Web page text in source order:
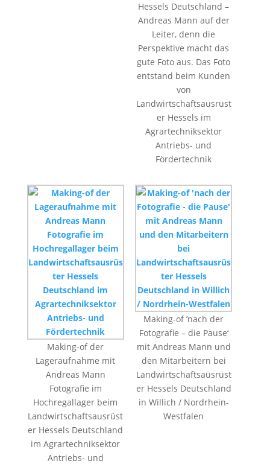
Hessels Deutschland –
Andreas Mann auf der
Leiter, denn die
Perspektive macht das
gute Foto aus. Das Foto
entstand beim Kunden
von
Landwirtschaftsausrüst
er Hessels im
Agrartechniksektor
Antriebs- und
Fördertechnik
Making-of der
Lageraufnahme mit
Andreas Mann
Fotografie im
Hochregallager beim
Landwirtschaftsausrüst
er Hessels Deutschland
im Agrartechniksektor
Antriebs- und
Making-of ’nach der
Fotografie – die Pause‘
mit Andreas Mann und
den Mitarbeitern bei
Landwirtschaftsausrüst
er Hessels Deutschland
in Willich / Nordrhein-
Westfalen